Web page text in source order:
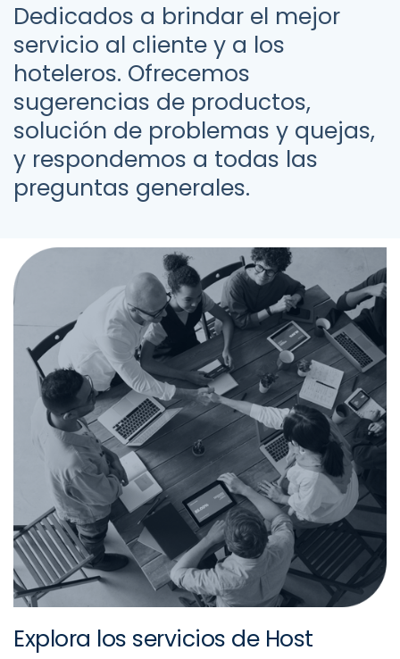
Dedicados a brindar el mejor
servicio al cliente y a los
hoteleros. Ofrecemos
sugerencias de productos,
solución de problemas y quejas,
y respondemos a todas las
preguntas generales.
Explora los servicios de Host